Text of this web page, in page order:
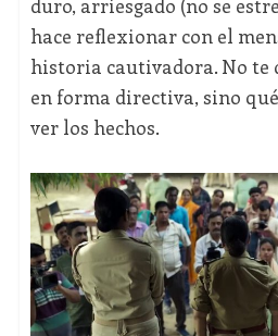
duro, arriesgado (no se
hace reflexionar con el
historia cautivadora. No te
en forma directiva, sino
ver los hechos.